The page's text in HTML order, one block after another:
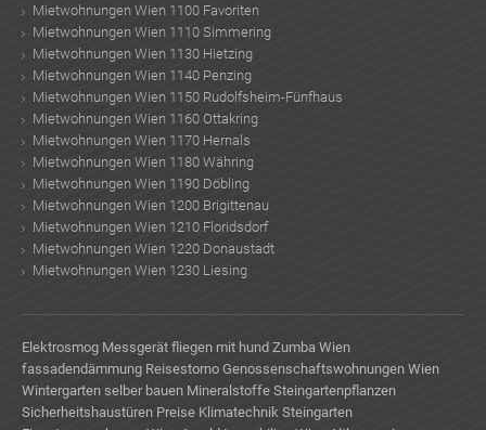
Mietwohnungen Wien 1100 Favoriten
Mietwohnungen Wien 1110 Simmering
Mietwohnungen Wien 1130 Hietzing
Mietwohnungen Wien 1140 Penzing
Mietwohnungen Wien 1150 Rudolfsheim-Fünfhaus
Mietwohnungen Wien 1160 Ottakring
Mietwohnungen Wien 1170 Hernals
Mietwohnungen Wien 1180 Währing
Mietwohnungen Wien 1190 Döbling
Mietwohnungen Wien 1200 Brigittenau
Mietwohnungen Wien 1210 Floridsdorf
Mietwohnungen Wien 1220 Donaustadt
Mietwohnungen Wien 1230 Liesing
Elektrosmog Messgerät fliegen mit hund Zumba Wien
fassadendämmung Reisestorno Genossenschaftswohnungen Wien
Wintergarten selber bauen Mineralstoffe Steingartenpflanzen
Sicherheitshaustüren Preise Klimatechnik Steingarten